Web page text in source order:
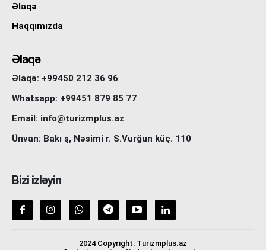
Əlaqə
Haqqımızda
Əlaqə
Əlaqə: +99450 212 36 96
Whatsapp: +99451 879 85 77
Email: info@turizmplus.az
Ünvan: Bakı ş, Nəsimi r. S.Vurğun küç. 110
Bizi izləyin
2024 Copyright: Turizmplus.az